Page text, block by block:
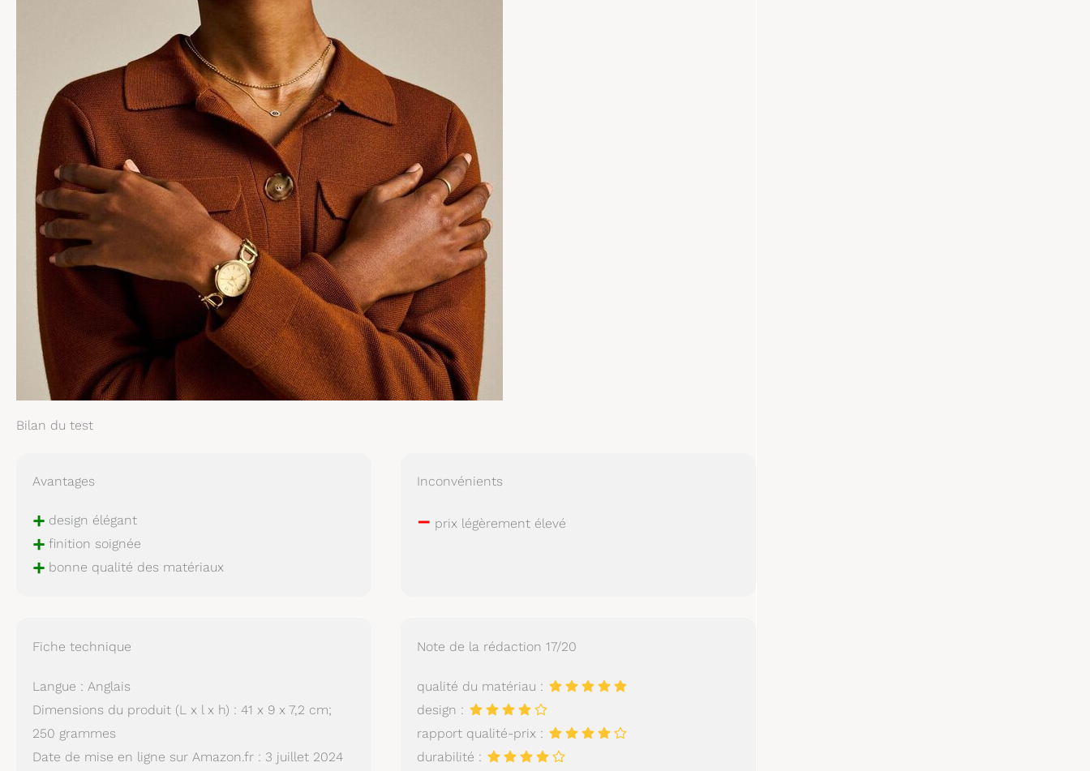
Bilan du test
Avantages
+ design élégant
+ finition soignée
+ bonne qualité des matériaux
Inconvénients
– prix légèrement élevé
Fiche technique
Langue : Anglais
Dimensions du produit (L x l x h) : 41 x 9 x 7,2 cm;
250 grammes
Date de mise en ligne sur Amazon.fr : 3 juillet 2024
Note de la rédaction 17/20
qualité du matériau :
design :
rapport qualité-prix :
durabilité :